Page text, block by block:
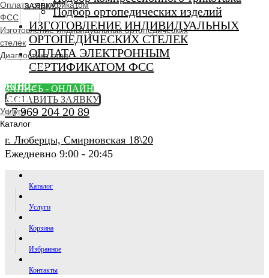
Подбор ортопедических изделий
ИЗГОТОВЛЕНИЕ ИНДИВИДУАЛЬНЫХ
ОРТОПЕДИЧЕСКИХ СТЕЛЕК
ОПЛАТА ЭЛЕКТРОННЫМ
СЕРТИФИКАТОМ ФСС
ЗАПИСЬ - ОНЛАЙН
ОСТАВИТЬ ЗАЯВКУ
+7 969 204 20 89
г. Люберцы, Смирновская 18\20
Ежедневно 9:00 - 20:45
Каталог
Услуги
Корзина
Избранное
Контакты
ЗАЯВКУ
Оплата сертификатом
ФСС
Изготовление индивидуальных ортопедических
стелек
Диагностика стоп
Ортопедический
ORTHO -
SALON
Услуги
Каталог